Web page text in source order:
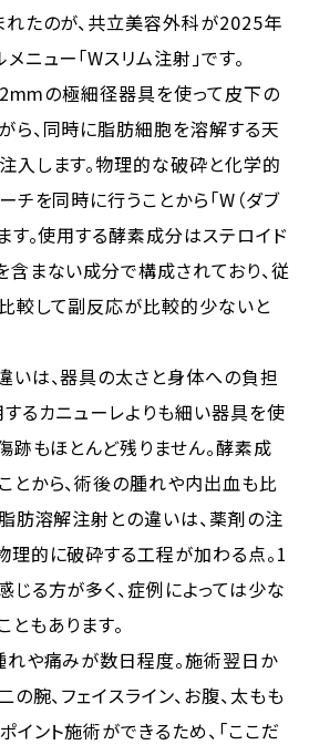
れたのが、共立美容外科が2025年
ニュー「Wスリム注射」です。
の極細径器具を使って皮下の
ら、同時に脂肪細胞を溶解する天
入します。物理的な破砕と化学的
チを同時に行うことから「W（ダブ
す。使用する酵素成分はステロイド
まない成分で構成されており、従
較して副反応が比較的少ないと
いは、器具の太さと身体への負担
るカニューレよりも細い器具を使
跡もほとんど残りません。酵素成
とから、術後の腫れや内出血も比
肪溶解注射との違いは、薬剤の注
理的に破砕する工程が加わる点。1
る方が多く、症例によっては少な
もあります。
れや痛みが数日程度。施術翌日か
の腕、フェイスライン、お腹、太もも
イント施術ができるため、「ここだ